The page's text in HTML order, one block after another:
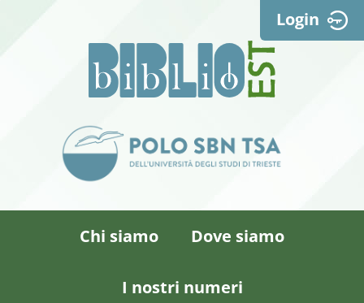
Login
Chi siamo Dove siamo
I nostri numeri